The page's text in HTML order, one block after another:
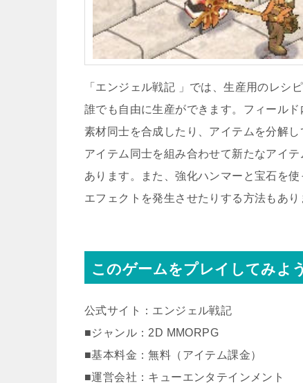
「エンジェル戦記 」では、生産用のレシ
誰でも自由に生産ができます。フィール
素材同士を合成したり、アイテムを分解
アイテム同士を組み合わせて新たなアイ
あります。また、強化ハンマーと宝石を
エフェクトを発生させたりする方法もあり
このゲームをプレイしてみよ
公式サイト：エンジェル戦記
■ジャンル：2D MMORPG
■基本料金：無料（アイテム課金）
■運営会社：キューエンタテインメント